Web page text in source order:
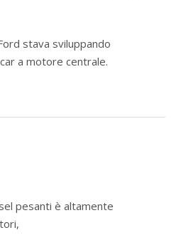
stava sviluppando
a motore centrale.
pesanti è altamente